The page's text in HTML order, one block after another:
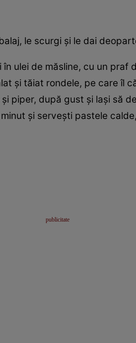
le scurgi şi le dai
ulei de măsline, cu un praf
şi tăiat rondele, pe care îl
piper, după gust şi laşi să
şi serveşti pastele